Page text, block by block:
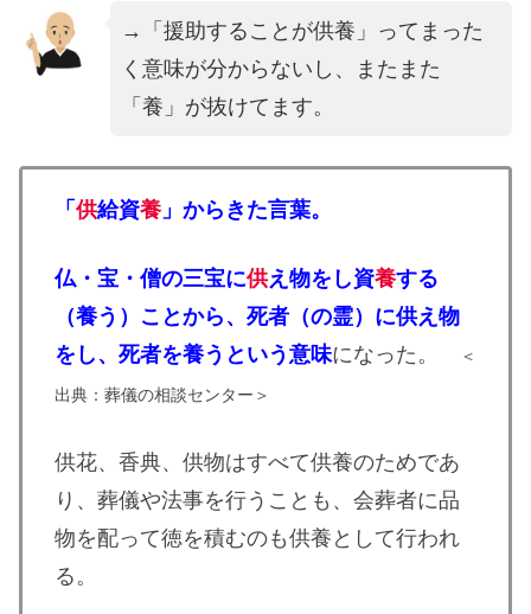
→「援助することが供養」ってまった
く意味が分からないし、またまた
「養」が抜けてます。
「 供給資養」からきた言葉。
仏・宝・僧の三宝に供え物をし資養する
（養う）ことから、死者（の霊）に供え物
をし、死者を養うという意味になった。 ＜
出典：葬儀の相談センター＞
供花、香典、供物はすべて供養のためであ
り、葬儀や法事を行うことも、会葬者に品
物を配って徳を積むのも供養として行われ
る。